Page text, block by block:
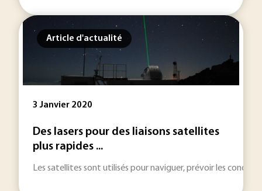
Article d'actualité
3 Janvier 2020
Des lasers pour des liaisons satellites
plus rapides ...
Les satellites sont utilisés pour naviguer, prévoir les